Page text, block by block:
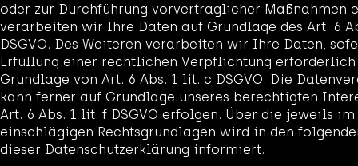
oder zur Durchführung vorvertraglicher Maßnahmen
verarbeiten wir Ihre Daten auf Grundlage des Art. 6
DSGVO. Des Weiteren verarbeiten wir Ihre Daten,
Erfüllung einer rechtlichen Verpflichtung erforderlich
Grundlage von Art. 6 Abs. 1 lit. c DSGVO. Die
kann ferner auf Grundlage unseres berechtigten
Art. 6 Abs. 1 lit. f DSGVO erfolgen. Über die jeweils
einschlägigen Rechtsgrundlagen wird in den
dieser Datenschutzerklärung informiert.